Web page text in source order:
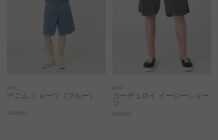
RHC
デニム ショーツ（ブルー）
¥28,600
RHC
コーデュロイ イージーショー
ツ
¥28,600